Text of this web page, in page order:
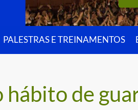
PALESTRAS E TREINAMENTOS
de